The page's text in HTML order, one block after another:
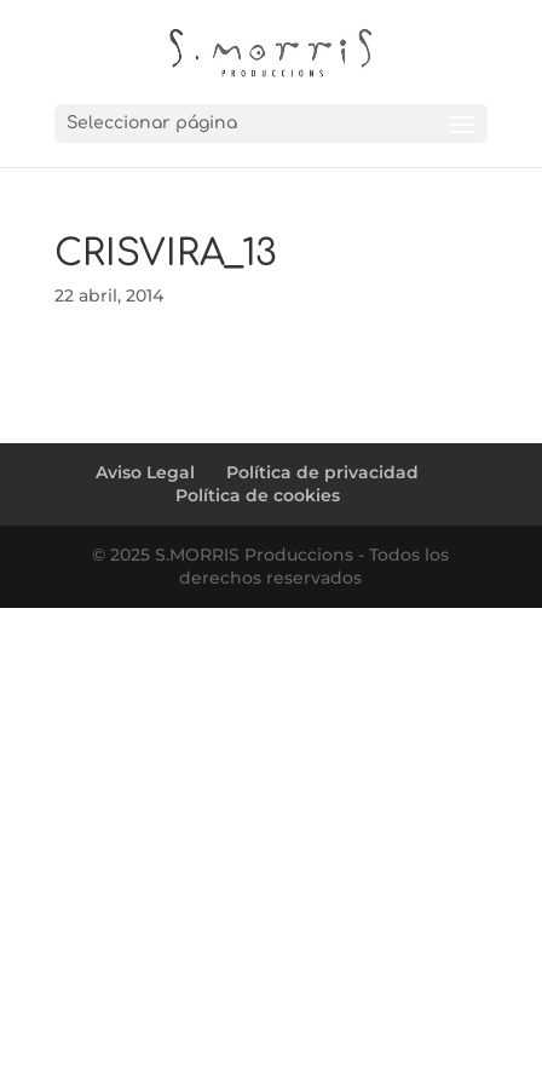
Seleccionar página
CRISVIRA_13
22 abril, 2014
Aviso Legal
Política de privacidad
Política de cookies
© 2025 S.MORRIS Produccions - Todos los
derechos reservados